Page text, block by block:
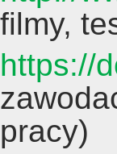
filmy,
https://
pracy)